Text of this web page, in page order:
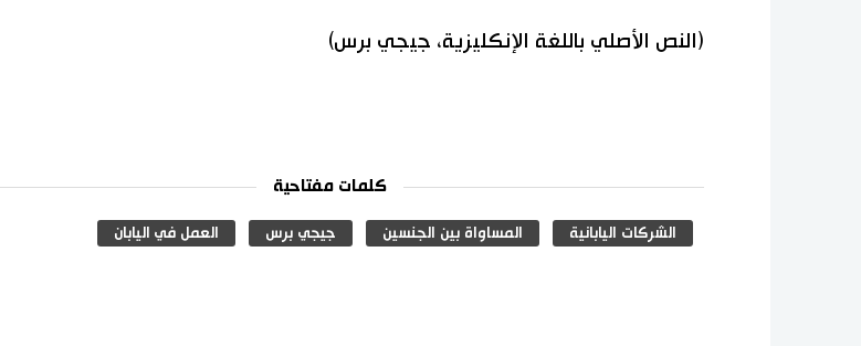
(النص الأصلي باللغة الإنكليزية، جيجي برس)
كلمات مفتاحية
الشركات اليابانية المساواة بين الجنسين جيجي برس العمل في اليابان